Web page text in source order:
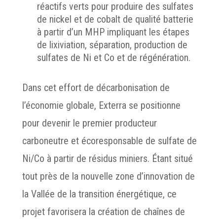
réactifs verts pour produire des sulfates
de nickel et de cobalt de qualité batterie
à partir d’un MHP impliquant les étapes
de lixiviation, séparation, production de
sulfates de Ni et Co et de régénération.
Dans cet effort de décarbonisation de
l’économie globale, Exterra se positionne
pour devenir le premier producteur
carboneutre et écoresponsable de sulfate de
Ni/Co à partir de résidus miniers. Étant situé
tout près de la nouvelle zone d’innovation de
la Vallée de la transition énergétique, ce
projet favorisera la création de chaînes de